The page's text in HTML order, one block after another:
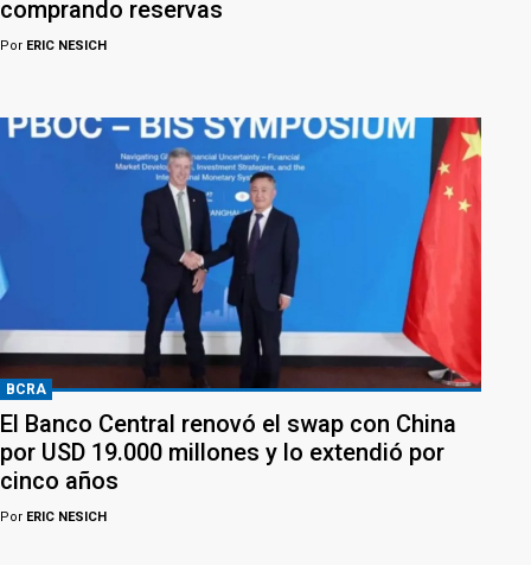
comprando reservas
Por ERIC NESICH
BCRA
El Banco Central renovó el swap con China
por USD 19.000 millones y lo extendió por
cinco años
Por ERIC NESICH